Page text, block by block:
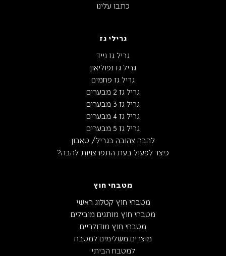
כתבו עלינו
גרילי גז
גריל גז נייד
גריל גז נפוליאון
גריל גז פחמים
גריל גז 2 מבערים
גריל גז 3 מבערים
גריל גז 4 מבערים
גריל גז 5 מבערים
להבה צהובה בגריל/ טאבון
כיצד לפעול בעת התפרצויות להבה?
מטבחי חוץ
מטבחי חוץ קטלוג ראשי
מטבחי חוץ מותגים מובילים
מטבחי חוץ מודולריים
מוצרים משלימים למטבח
למטבח הביתי